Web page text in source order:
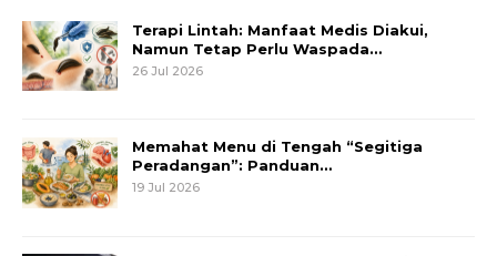
Terapi Lintah: Manfaat Medis Diakui,
Namun Tetap Perlu Waspada…
26 Jul 2026
Memahat Menu di Tengah “Segitiga
Peradangan”: Panduan…
19 Jul 2026